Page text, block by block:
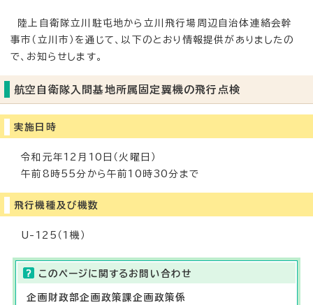
陸上自衛隊立川駐屯地から立川飛行場周辺自治体連絡会幹
事市（立川市）を通じて、以下のとおり情報提供がありましたの
で、お知らせします。
航空自衛隊入間基地所属固定翼機の飛行点検
実施日時
令和元年12月10日（火曜日）
午前8時55分から午前10時30分まで
飛行機種及び機数
U-125（1機）
このページに関する お問い合わせ
企画財政部企画政策課企画政策係